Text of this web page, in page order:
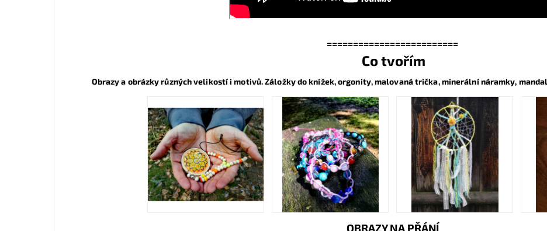
=========================
Co tvořím
Obrazy a obrázky různých velikostí i motivů. Záložky do knížek, orgonity, malovaná trička, minerální náramky,
OBRAZY NA PŘÁNÍ